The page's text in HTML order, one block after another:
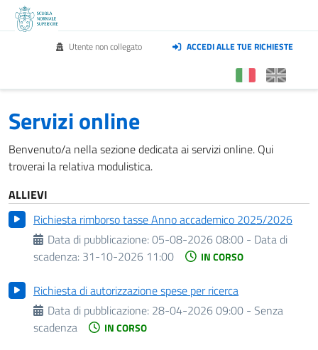
Utente non collegato ACCEDI ALLE TUE RICHIESTE
Servizi online
Benvenuto/a nella sezione dedicata ai servizi online. Qui
troverai la relativa modulistica.
ALLIEVI
Richiesta rimborso tasse Anno accademico 2025/2026
Data di pubblicazione:05-08-2026 08:00 - Data di
scadenza: 31-10-2026 11:00 IN CORSO
Richiesta di autorizzazione spese per ricerca
Data di pubblicazione: 28-04-2026 09:00 - Senza
scadenza
IN CORSO